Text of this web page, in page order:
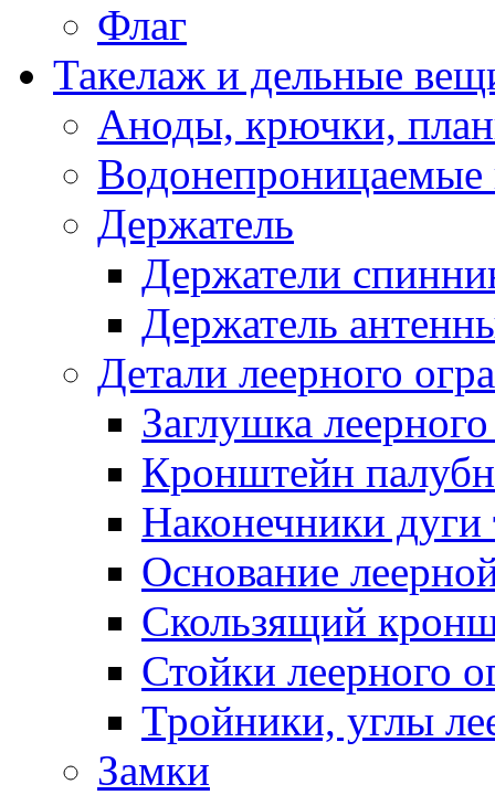
Флаг
Такелаж и дельные
Аноды, крючки,
Водонепроницаемые
Держатель
Держатели
Держатель
Детали леерного
Заглушка
Кронштейн
Наконечники дуги
Основание
Скользящий
Стойки леерного
Тройники, углы
Замки